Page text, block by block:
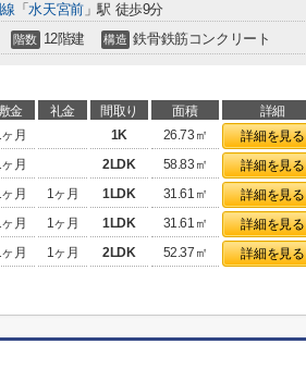
「水天宮前」駅 徒歩9分
階数 12階建 構造 鉄骨鉄筋コンクリート
金 礼金 間取り 面積 詳細
月 1K 26.73㎡ 詳細を見る
月 2LDK 58.83㎡ 詳細を見る
月 1ヶ月 1LDK 31.61㎡ 詳細を見る
月 1ヶ月 1LDK 31.61㎡ 詳細を見る
月 1ヶ月 2LDK 52.37㎡ 詳細を見る